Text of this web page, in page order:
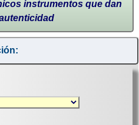
instrumentos que dan